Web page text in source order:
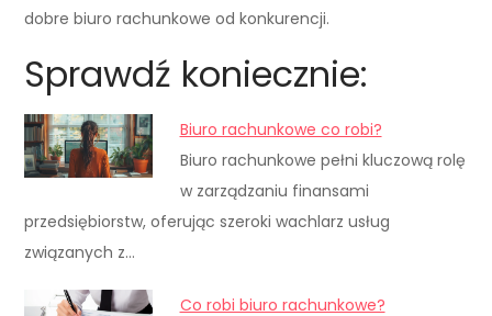
dobre biuro rachunkowe od konkurencji.
Sprawdź koniecznie:
Biuro rachunkowe co robi?
Biuro rachunkowe pełni kluczową rolę
w zarządzaniu finansami
przedsiębiorstw, oferując szeroki wachlarz usług
związanych z…
Co robi biuro rachunkowe?